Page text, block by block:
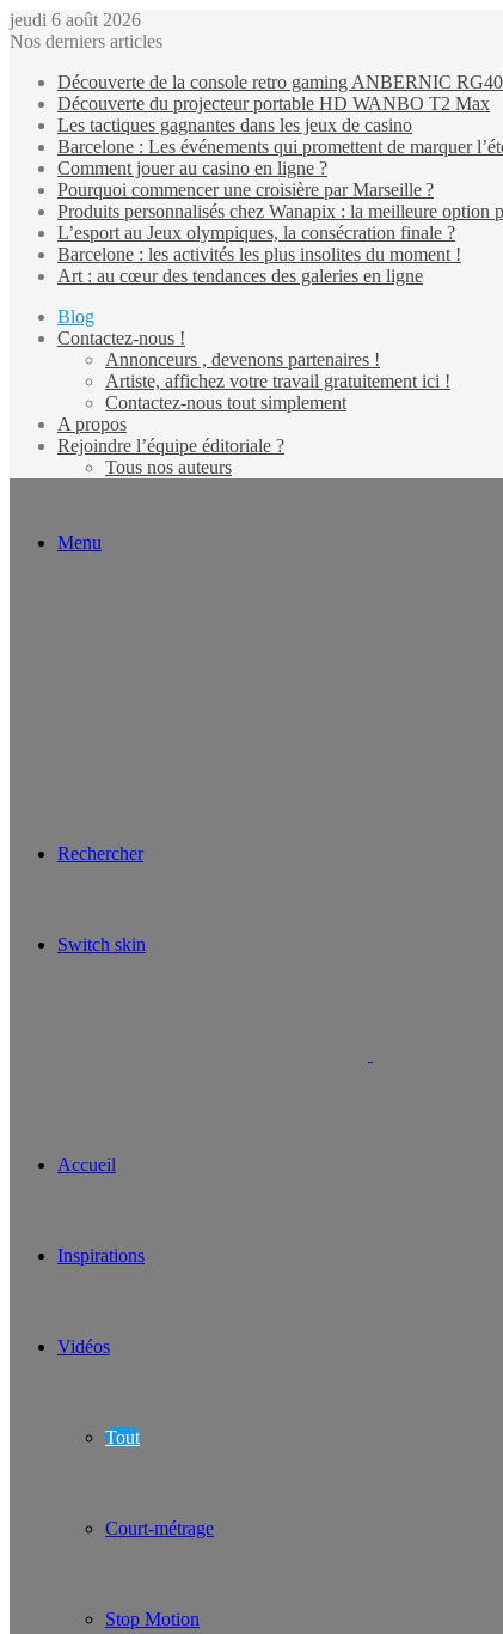
jeudi 6 août 2026
Nos derniers articles
Découverte de la console retro gaming ANBERNIC
Découverte du projecteur portable HD WANBO T2 Max
Les tactiques gagnantes dans les jeux de casino
Barcelone : Les événements qui promettent de marquer
Comment jouer au casino en ligne ?
Pourquoi commencer une croisière par Marseille ?
Produits personnalisés chez Wanapix : la meilleure option
L’esport au Jeux olympiques, la consécration finale ?
Barcelone : les activités les plus insolites du moment !
Art : au cœur des tendances des galeries en ligne
Blog
Contactez-nous !
Annonceurs , devenons partenaires !
Artiste, affichez votre travail gratuitement ici !
Contactez-nous tout simplement
A propos
Rejoindre l’équipe éditoriale ?
Tous nos auteurs
Menu
Rechercher
Switch skin
Accueil
Inspirations
Vidéos
Tout
Court-métrage
Stop Motion